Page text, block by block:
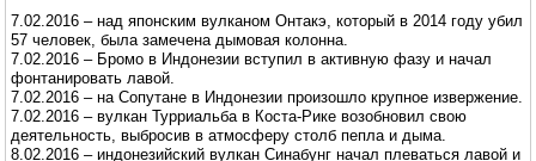
7.02.2016 – над японским вулканом Онтакэ, который в 2014 году убил
57 человек, была замечена дымовая колонна.
7.02.2016 – Бромо в Индонезии вступил в активную фазу и начал
фонтанировать лавой.
7.02.2016 – на Сопутане в Индонезии произошло крупное извержение.
7.02.2016 – вулкан Турриальба в Коста-Рике возобновил свою
деятельность, выбросив в атмосферу столб пепла и дыма.
8.02.2016 – индонезийский вулкан Синабунг начал плеваться лавой и